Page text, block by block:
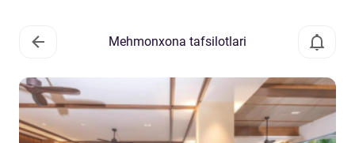
Mehmonxona tafsilotlari